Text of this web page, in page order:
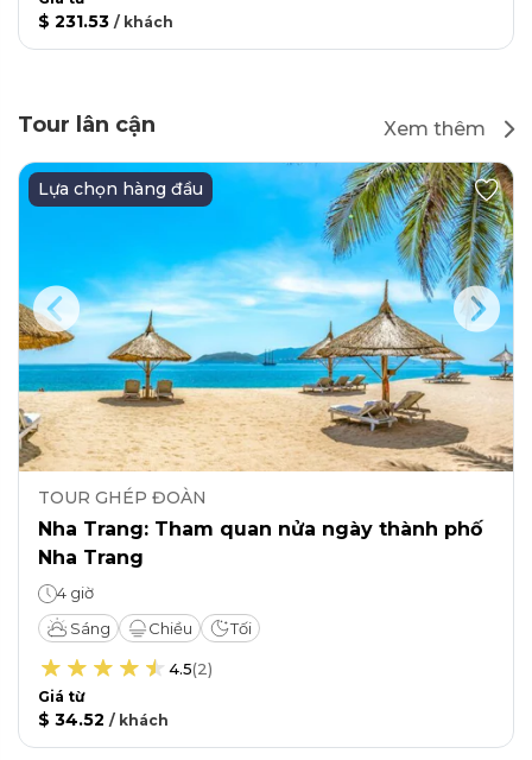
$ 231.53 / khách
Tour lân cận Xem thêm
Lựa chọn hàng đầu
TOUR GHÉP ĐOÀN
Nha Trang: Tham quan nửa ngày thành phố
Nha Trang
4 giờ
Sáng
Chiều Tối
4.5(2)
Giá từ
$ 34.52 / khách